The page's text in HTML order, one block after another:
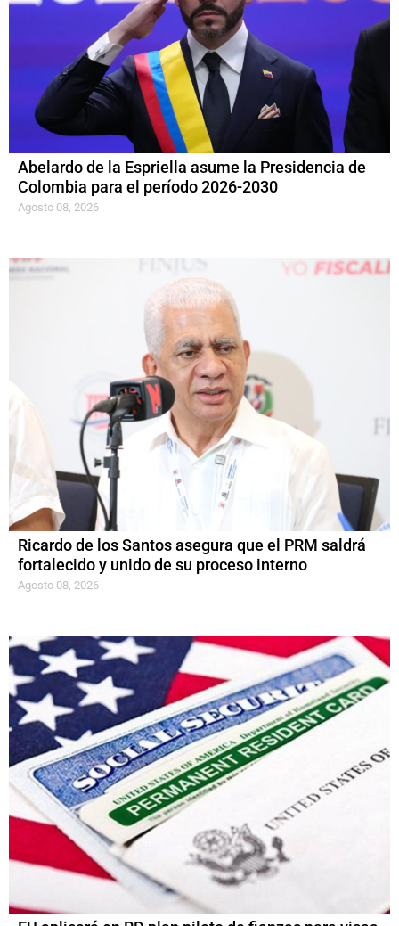
Abelardo de la Espriella asume la Presidencia de
Colombia para el período 2026-2030
Agosto 08, 2026
Ricardo de los Santos asegura que el PRM saldrá
fortalecido y unido de su proceso interno
Agosto 08, 2026